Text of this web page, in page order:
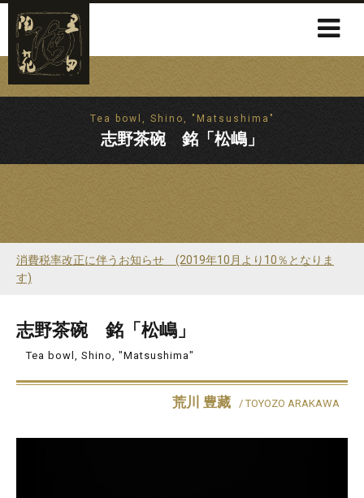
Tea bowl, Shino, "Matsushima"
志野茶碗 銘「松嶋」
消費税率改正に伴うお知らせ (2019年10月より10％となりま
す)
志野茶碗 銘「松嶋」
Tea bowl, Shino, "Matsushima"
荒川 豊藏 / TOYOZO ARAKAWA